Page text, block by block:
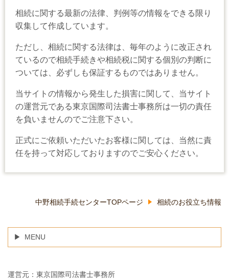
相続に関する最新の法律、判例等の情報をできる限り
収集して作成しています。
ただし、相続に関する法律は、毎年のように改正され
ているので相続手続きや相続税に関する個別の判断に
ついては、必ずしも保証するものではありません。
当サイトの情報から発生した損害に関して、当サイト
の運営元である東京国際司法書士事務所は一切の責任
を負いませんのでご注意下さい。
正式にご依頼いただいたお客様に関しては、当然に責
任を持って対応しておりますのでご安心ください。
中野相続手続センターTOPページ 相続のお役立ち情報
MENU
運営元：東京国際司法書士事務所